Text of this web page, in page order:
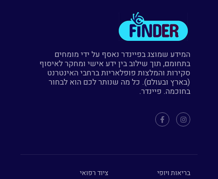
המידע שמוצג בפיינדר נאסף על ידי מומחים
בתחומם, תוך שילוב בין ידע אישי ומחקר לאיסוף
סקירות והמלצות פופלאריות ברחבי האינטרנט
(בארץ ובעולם). כל מה שנותר לכם הוא לבחור
בחוכמה. פיינדר.
בריאות ויופי
ציוד רפואי